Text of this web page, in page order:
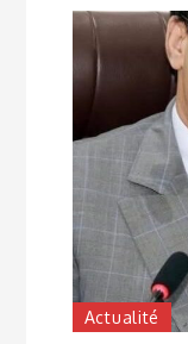
Actualité